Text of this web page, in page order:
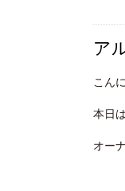
ア
こん
本日
オー